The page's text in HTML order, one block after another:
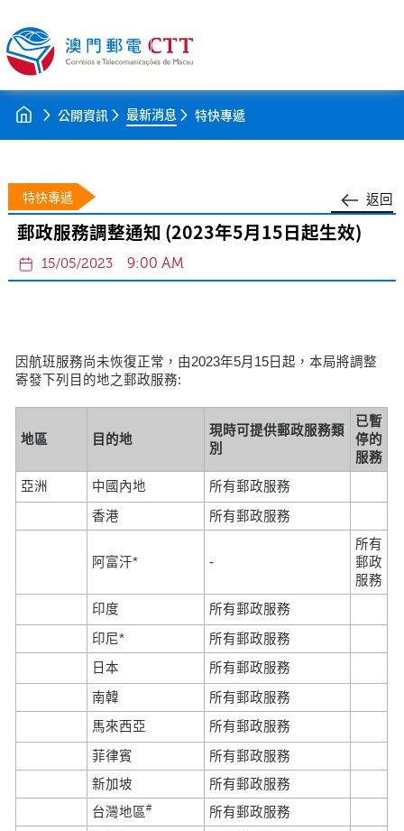
公開資訊 最新消息 特快專遞
返回
特快專遞
郵政服務調整通知 (2023年5月15日起生效)
15/05/2023 9:00 AM
因航班服務尚未恢復正常，由2023年5月15日起，本局將調整
寄發下列目的地之郵政服務:
地區 目的地
現時可提供郵政服務類
別
已暫
停的
服務
亞洲
中國內地 所有郵政服務
香港 所有郵政服務
阿富汗* -
所有
郵政
服務
印度
所有郵政服務
印尼*
所有郵政服務
日本
所有郵政服務
南韓
所有郵政服務
馬來西亞
所有郵政服務
菲律賓
所有郵政服務
新加坡
所有郵政服務
台灣地區#
所有郵政服務